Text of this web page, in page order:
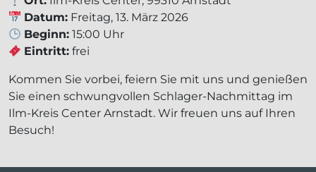
Datum: Freitag, 13. März 2026
Beginn: 15:00 Uhr
Eintritt: frei
Kommen Sie vorbei, feiern Sie mit uns und genießen
Sie einen schwungvollen Schlager-Nachmittag im
Ilm-Kreis Center Arnstadt. Wir freuen uns auf Ihren
Besuch!